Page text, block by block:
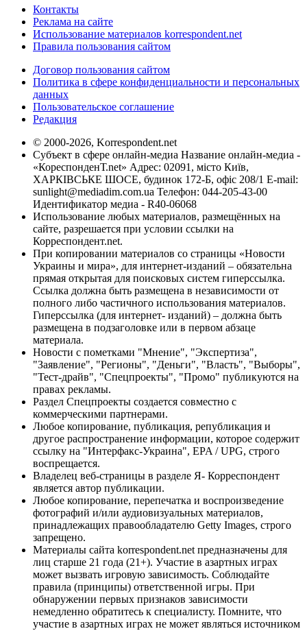
Контакты
Реклама на сайте
Использование материалов korrespondent.net
Правила пользования сайтом
Договор пользования сайтом
Политика в сфере конфиденциальности и персональных
данных
Пользовательское соглашение
Редакция
© 2000-2026, Korrespondent.net
Субъект в сфере онлайн-медиа Название онлайн-медиа -
«КореспонденТ.net» Адрес: 02091, місто Київ,
ХАРКІВСЬКЕ ШОСЕ, будинок 172-Б, офіс 208/1 E-mail:
sunlight@mediadim.com.ua Телефон: 044-205-43-00
Идентификатор медиа - R40-06068
Использование любых материалов, размещённых на
сайте, разрешается при условии ссылки на
Корреспондент.net.
При копировании материалов со страницы «Новости
Украины и мира», для интернет-изданий – обязательна
прямая открытая для поисковых систем гиперссылка.
Ссылка должна быть размещена в независимости от
полного либо частичного использования материалов.
Гиперссылка (для интернет- изданий) – должна быть
размещена в подзаголовке или в первом абзаце
материала.
Новости с пометками "Мнение", "Экспертиза",
"Заявление", "Регионы", "Деньги", "Власть", "Выборы",
"Тест-драйв", "Спецпроекты", "Промо" публикуются на
правах рекламы.
Раздел Спецпроекты создается совместно с
коммерческими партнерами.
Любое копирование, публикация, републикация и
другое распространение информации, которое содержит
ссылку на "Интерфакс-Украина", EPA / UPG, строго
воспрещается.
Владелец веб-страницы в разделе Я- Корреспондент
является автор публикации.
Любое копирование, перепечатка и воспроизведение
фотографий и/или аудиовизуальных материалов,
принадлежащих правообладателю Getty Images, строго
запрещено.
Материалы сайта korrespondent.net предназначены для
лиц старше 21 года (21+). Участие в азартных играх
может вызвать игровую зависимость. Соблюдайте
правила (принципы) ответственной игры. При
обнаружении первых признаков зависимости
немедленно обратитесь к специалисту. Помните, что
участие в азартных играх не может являться источником